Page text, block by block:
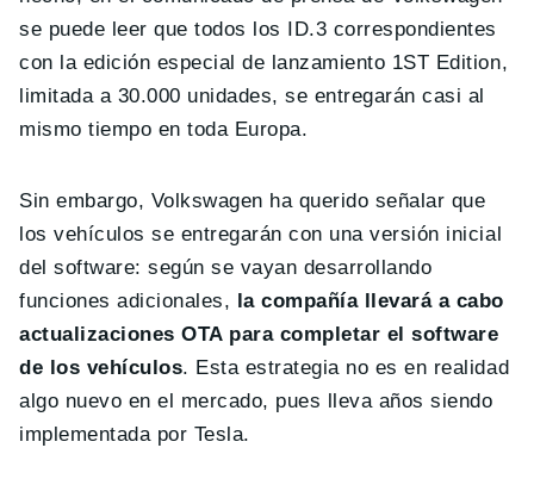
se puede leer que todos los ID.3 correspondientes
con la edición especial de lanzamiento 1ST Edition,
limitada a 30.000 unidades, se entregarán casi al
mismo tiempo en toda Europa.
Sin embargo, Volkswagen ha querido señalar que
los vehículos se entregarán con una versión inicial
del software: según se vayan desarrollando
funciones adicionales,
la compañía llevará a cabo
actualizaciones OTA para completar el software
de los vehículos. Esta estrategia no es en realidad
algo nuevo en el mercado, pues lleva años siendo
implementada por Tesla.